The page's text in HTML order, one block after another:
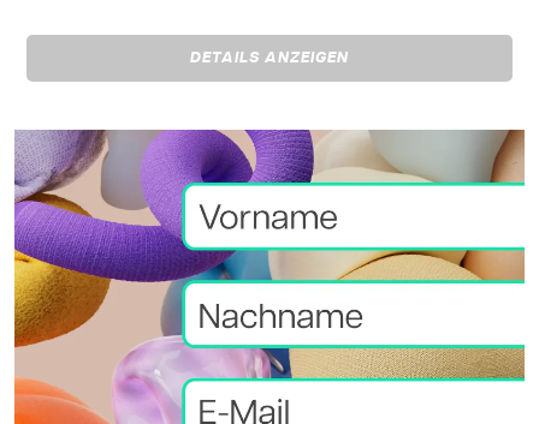
DETAILS ANZEIGEN